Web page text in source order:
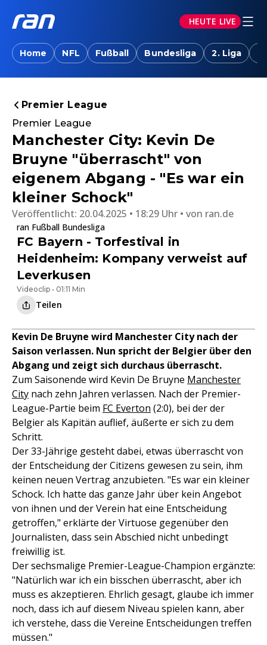
HEUTE LIVE
Home NFL Fußball Bundesliga 2. Liga
Premier League
Premier League
Manchester City: Kevin De
Bruyne "überrascht" von
eigenem Abgang - "Es war ein
kleiner Schock"
Veröffentlicht: 20.04.2025 • 18:29 Uhr von ran.de
ran Fußball Bundesliga
FC Bayern - Torfestival in
Heidenheim: Kompany verweist auf
Leverkusen
Videoclip • 01:11 Min
Teilen
Kevin De Bruyne wird Manchester City nach der
Saison verlassen. Nun spricht der Belgier über den
Abgang und zeigt sich durchaus überrascht.
Zum Saisonende wird Kevin De Bruyne Manchester
City nach zehn Jahren verlassen. Nach der Premier-
League-Partie beim FC Everton (2:0), bei der der
Belgier als Kapitän auflief, äußerte er sich zu dem
Schritt.
Der 33-Jährige gesteht dabei, etwas überrascht von
der Entscheidung der Citizens gewesen zu sein, ihm
keinen neuen Vertrag anzubieten. "Es war ein kleiner
Schock. Ich hatte das ganze Jahr über kein Angebot
von ihnen und der Verein hat eine Entscheidung
getroffen," erklärte der Virtuose gegenüber den
Journalisten, dass sein Abschied nicht unbedingt
freiwillig ist.
Der sechsmalige Premier-League-Champion ergänzte:
"Natürlich war ich ein bisschen überrascht, aber ich
muss es akzeptieren. Ehrlich gesagt, glaube ich immer
noch, dass ich auf diesem Niveau spielen kann, aber
ich verstehe, dass die Vereine Entscheidungen treffen
müssen."